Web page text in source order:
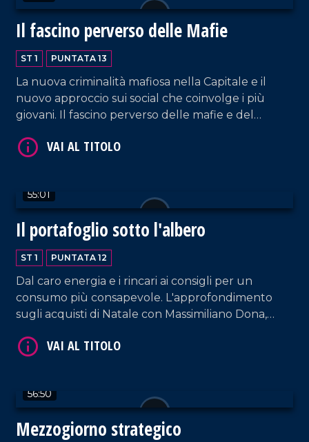
Il fascino perverso delle Mafie
ST 1 PUNTATA 13
La nuova criminalità mafiosa nella Capitale e il
nuovo approccio sui social che coinvolge i più
giovani. Il fascino perverso delle mafie e del
anche da alcune serie televisive. A cura di Giusy
55:01
Il portafoglio sotto l'albero
ST 1 PUNTATA 12
Dal caro energia e i rincari ai consigli per un
consumo più consapevole. L'approfondimento
sugli acquisti di Natale con Massimiliano Dona,
56:50
Mezzogiorno strategico
VAI AL TITOLO
VAI AL TITOLO